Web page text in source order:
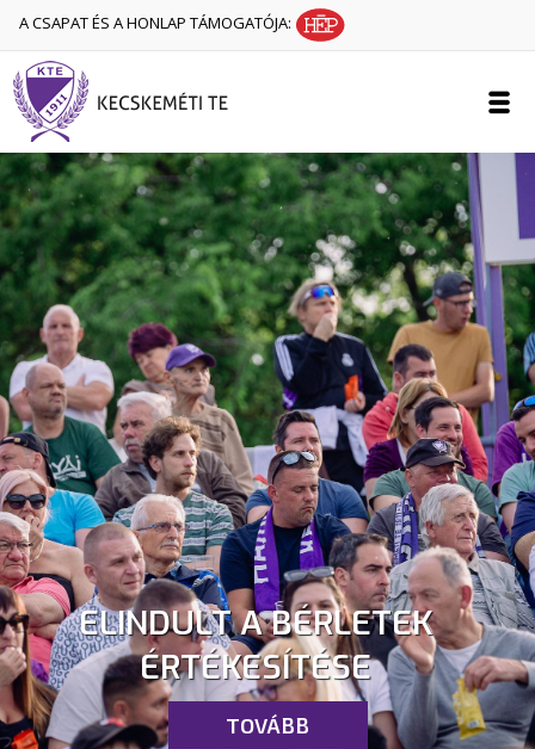
A CSAPAT ÉS A HONLAP TÁMOGATÓJA:
ELINDULT A BÉRLETEK
ÉRTÉKESÍTÉSE
TOVÁBB